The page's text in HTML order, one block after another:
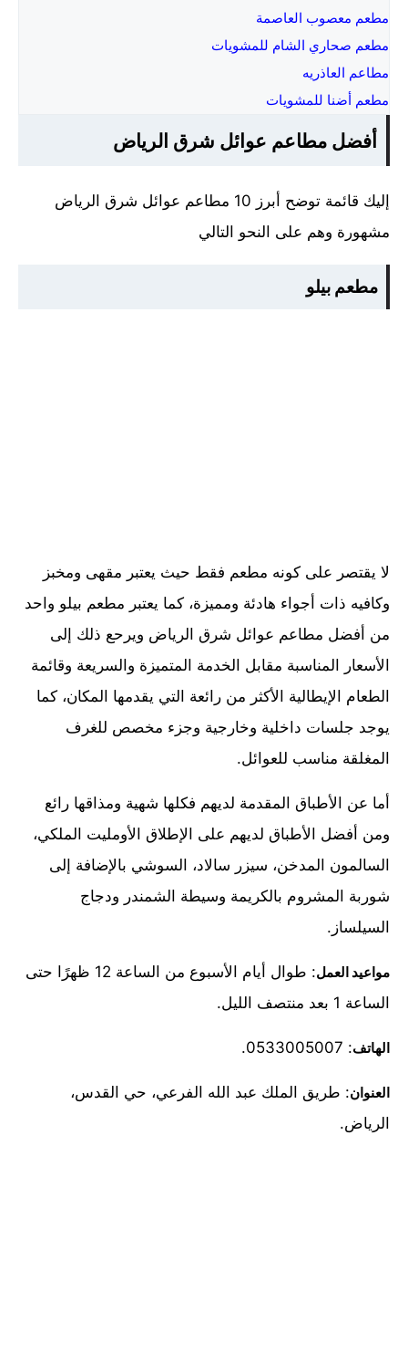
مطعم معصوب العاصمة
مطعم صحاري الشام للمشويات
مطاعم العاذريه
مطعم أضنا للمشويات
أفضل مطاعم عوائل شرق الرياض
إليك قائمة توضح أبرز 10 مطاعم عوائل شرق الرياض
مشهورة وهم على النحو التالي
مطعم بيلو
لا يقتصر على كونه مطعم فقط حيث يعتبر مقهى ومخبز
وكافيه ذات أجواء هادئة ومميزة، كما يعتبر مطعم بيلو واحد
من أفضل مطاعم عوائل شرق الرياض ويرحع ذلك إلى
الأسعار المناسبة مقابل الخدمة المتميزة والسريعة وقائمة
الطعام الإيطالية الأكثر من رائعة التي يقدمها المكان، كما
يوجد جلسات داخلية وخارجية وجزء مخصص للغرف
المغلقة مناسب للعوائل.
أما عن الأطباق المقدمة لديهم فكلها شهية ومذاقها رائع
ومن أفضل الأطباق لديهم على الإطلاق الأومليت الملكي،
السالمون المدخن، سيزر سالاد، السوشي بالإضافة إلى
شوربة المشروم بالكريمة وسيطة الشمندر ودجاج
السيلساز.
مواعيد العمل
: طوال أيام الأسبوع من الساعة 12 ظهرًا حتى
الساعة 1 بعد منتصف الليل.
الهاتف: 0533005007.
العنوان: طريق الملك عبد الله الفرعي، حي القدس،
الرياض.